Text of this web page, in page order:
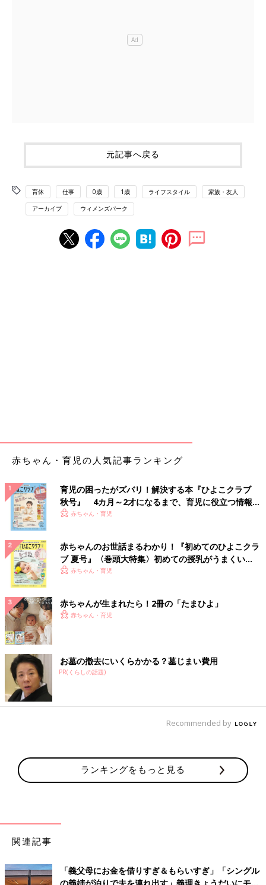
元記事へ戻る
育休 仕事 0歳 1歳 ライフスタイル 家族・友人
アーカイブ ウィメンズパーク
赤ちゃん・育児の人気記事ランキング
育児の困ったがズバリ！解決する本『ひよこクラブ
秋号』 4カ月～2才になるまで、育児に役立つ情報が
いっぱい！
赤ちゃん・育児
赤ちゃんのお世話まるわかり！『初めてのひよこクラ
ブ 夏号』〈巻頭大特集〉初めての授乳がうまくい
く！ おっぱい・ミルクの基本と夏のトラブル 解決テ
赤ちゃん・育児
赤ちゃんが生まれたら！2冊の「たまひよ」
赤ちゃん・育児
お墓の撤去にいくらかかる？墓じまい費用
PR(くらしの話題)
Recommended by
ランキングをもっと見る
関連記事
「義父母にお金を借りすぎ＆もらいすぎ」「シングル